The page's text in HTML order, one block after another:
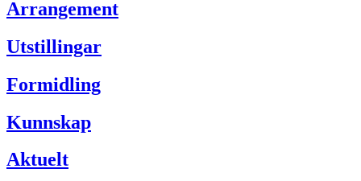
Arrangement
Utstillingar
Formidling
Kunnskap
Aktuelt